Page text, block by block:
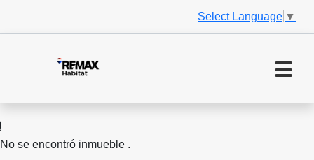
Select Language ▼
No se encontró inmueble .